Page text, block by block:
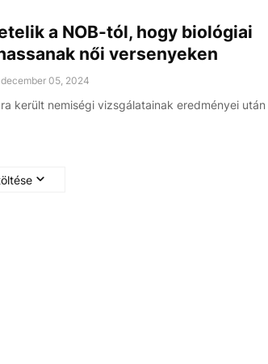
a NOB-tól, hogy biológiai
női versenyeken
december 05, 2024
került nemiségi vizsgálatainak eredményei után